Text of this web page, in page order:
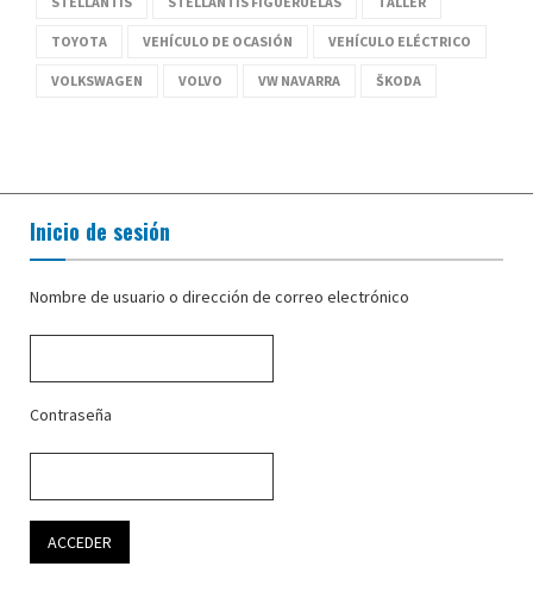
TOYOTA VEHÍCULO DE OCASIÓN VEHÍCULO ELÉCTRICO
VOLKSWAGEN VOLVO VW NAVARRA ŠKODA
Inicio de sesión
Nombre de usuario o dirección de correo electrónico
Contraseña